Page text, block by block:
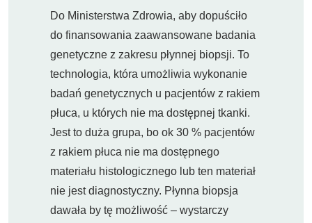
Do Ministerstwa Zdrowia, aby dopuściło
do finansowania zaawansowane badania
genetyczne z zakresu płynnej biopsji. To
technologia, która umożliwia wykonanie
badań genetycznych u pacjentów z rakiem
płuca, u których nie ma dostępnej tkanki.
Jest to duża grupa, bo ok 30 % pacjentów
z rakiem płuca nie ma dostępnego
materiału histologicznego lub ten materiał
nie jest diagnostyczny. Płynna biopsja
dawała by tę możliwość – wystarczy